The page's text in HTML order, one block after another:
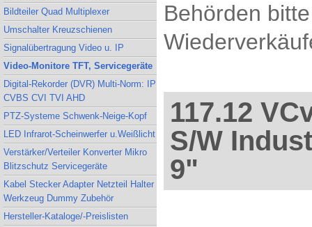
Bildteiler Quad Multiplexer
Umschalter Kreuzschienen
Signalübertragung Video u. IP
Video-Monitore TFT, Servicegeräte
Digital-Rekorder (DVR) Multi-Norm: IP
CVBS CVI TVI AHD
PTZ-Systeme Schwenk-Neige-Kopf
LED Infrarot-Scheinwerfer u.Weißlicht
Verstärker/Verteiler Konverter Mikro
Blitzschutz Servicegeräte
Kabel Stecker Adapter Netzteil Halter
Werkzeug Dummy Zubehör
Hersteller-Kataloge/-Preislisten
Behörden
117.12
S/W
9"